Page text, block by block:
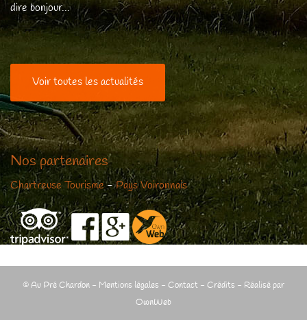
dire bonjour...
Voir toutes les actualités
Nos partenaires
Chartreuse Tourisme-Pays Voironnais
© Au Pré Chardon - Mentions légales - Contact - Crédits - Réalisé par
OwnWeb